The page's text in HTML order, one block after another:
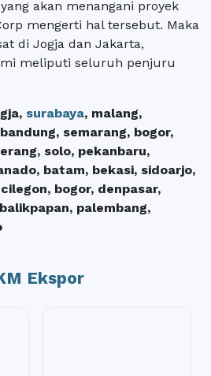
akan menangani proyek
mengerti hal tersebut. Maka
di Jogja dan Jakarta,
meliputi seluruh penjuru
surabaya, malang,
semarang, bogor,
solo, pekanbaru,
batam, bekasi, sidoarjo,
bogor, denpasar,
palembang,
Ekspor